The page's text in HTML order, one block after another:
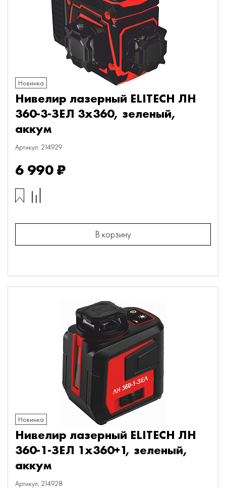
Новинка
Нивелир лазерный ELITECH ЛН
360-3-ЗЕЛ 3х360, зеленый,
аккум
Артикул: 214929
6 990 ₽
В корзину
Новинка
Нивелир лазерный ELITECH ЛН
360-1-ЗЕЛ 1х360+1, зеленый,
аккум
Артикул: 214928